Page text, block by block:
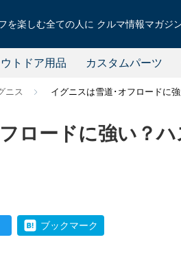
を楽しむ全ての人に クルマ情報マガジ
トドア用品 カスタムパーツ
ニス イグニスは雪道･オフロードに
ロードに強い？
ブックマーク